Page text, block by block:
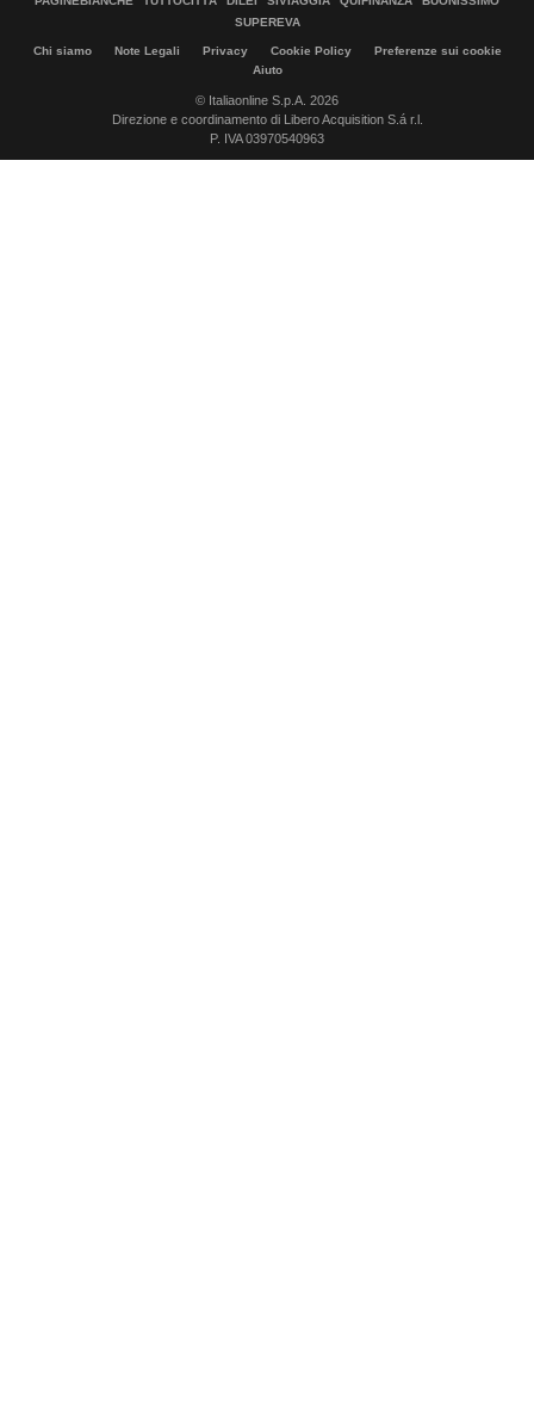
SUPEREVA
Chi siamo Note Legali Privacy Cookie Policy
Preferenze sui cookie
Aiuto
© Italiaonline S.p.A. 2026
Direzione e coordinamento di Libero Acquisition S.á r.l.
P. IVA 03970540963